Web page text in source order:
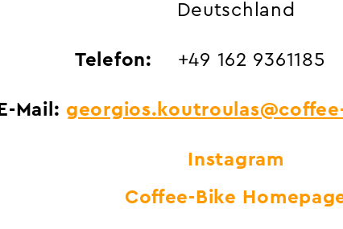
Deutschland
Telefon: +49 162 9361185
E-Mail:
Instagram
Coffee-Bike